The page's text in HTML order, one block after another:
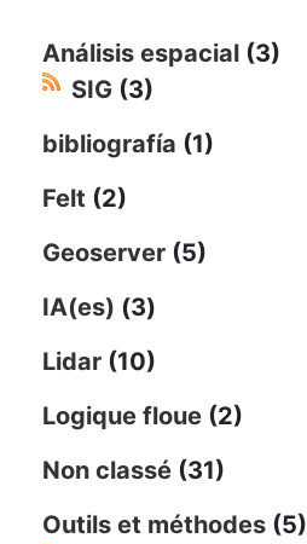
Análisis espacial (3)
SIG (3)
bibliografía (1)
Felt (2)
Geoserver (5)
IA(es) (3)
Lidar (10)
Logique floue (2)
Non classé (31)
Outils et méthodes (5)